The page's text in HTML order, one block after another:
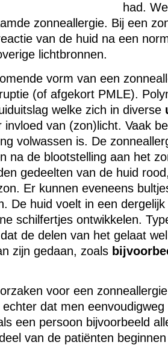
had.
zonneallergie. Bij een
van de huid na een
lichtbronnen.
vorm van een
(of afgekort PMLE).
welke zich in diverse
invloed van (zon)licht. Vaak
volwassen is. De
na de blootstelling aan het
gedeelten van de huid
Er kunnen eveneens
De huid voelt in een
schilfertjes ontwikkelen.
de delen van het gelaat
zijn gedaan, zoals
voor een
dat men
een persoon bijvoorbeeld
van de patiënten